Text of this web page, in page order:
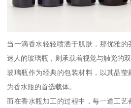
当一滴香水轻轻喷洒于肌肤，那优雅
迷人的玻璃瓶，则承载着视觉与触觉的双
玻璃瓶作为经典的包装材料，以其晶
为香水瓶的首选载体。
而在香水瓶加工的过程中，每一道工